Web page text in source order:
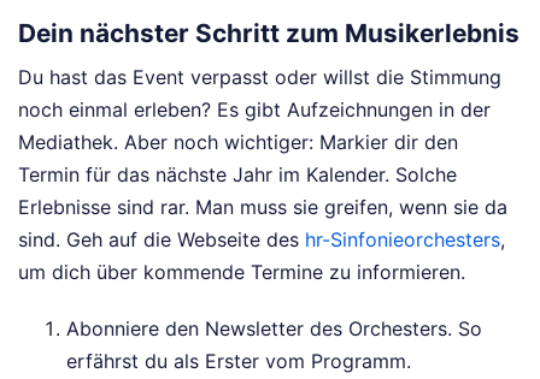
Dein nächster Schritt zum Musikerlebnis
Du hast das Event verpasst oder willst die Stimmung
noch einmal erleben? Es gibt Aufzeichnungen in der
Mediathek. Aber noch wichtiger: Markier dir den
Termin für das nächste Jahr im Kalender. Solche
Erlebnisse sind rar. Man muss sie greifen, wenn sie da
sind. Geh auf die Webseite des hr-Sinfonieorchesters,
um dich über kommende Termine zu informieren.
Abonniere den Newsletter des Orchesters. So
erfährst du als Erster vom Programm.